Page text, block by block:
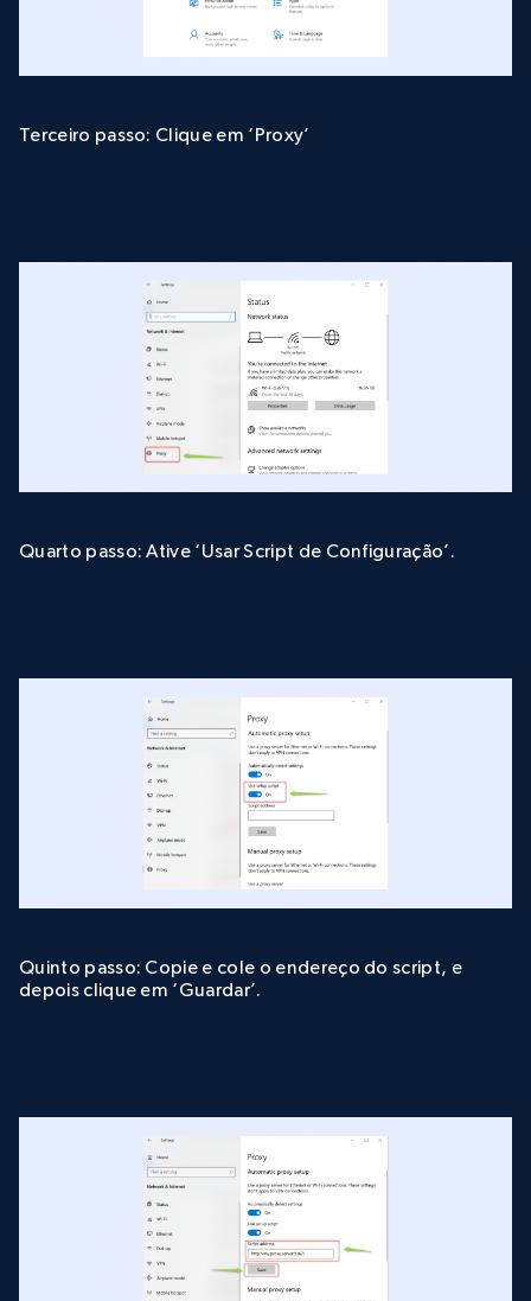
Terceiro passo: Clique em ‘Proxy’
Quarto passo: Ative ‘Usar Script de Configuração’.
Quinto passo: Copie e cole o endereço do script, e
depois clique em ‘Guardar’.